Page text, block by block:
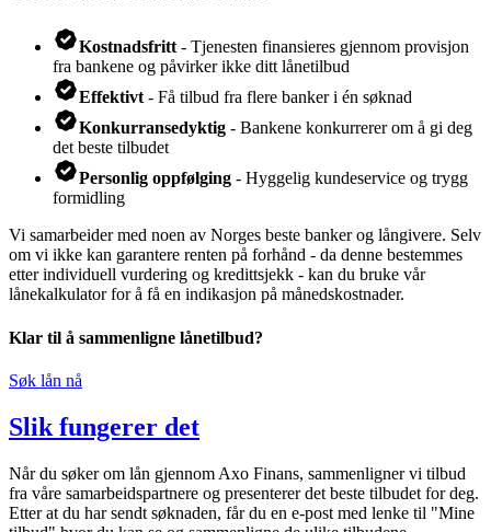
Kostnadsfritt- Tjenesten finansieres gjennom provisjon
fra bankene og påvirker ikke ditt lånetilbud
Effektivt- Få tilbud fra flere banker i én søknad
Konkurransedyktig - Bankene konkurrerer om å gi deg
det beste tilbudet
Personlig oppfølging - Hyggelig kundeservice og trygg
formidling
Vi samarbeider med noen av Norges beste banker og långivere. Selv
om vi ikke kan garantere renten på forhånd - da denne bestemmes
etter individuell vurdering og kredittsjekk - kan du bruke vår
lånekalkulator for å få en indikasjon på månedskostnader.
Klar til å sammenligne lånetilbud?
Søk lån nå
Slik fungerer det
Når du søker om lån gjennom Axo Finans, sammenligner vi tilbud
fra våre samarbeidspartnere og presenterer det beste tilbudet for deg.
Etter at du har sendt søknaden, får du en e-post med lenke til "Mine